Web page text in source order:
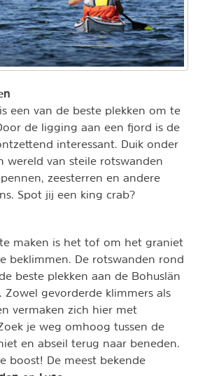
een van de beste plekken om te
de ligging aan een fjord is de
interessant. Duik onder
wereld van steile rotswanden
zeesterren en andere
Spot jij een king crab?
maken is het tof om het graniet
beklimmen. De rotswanden rond
beste plekken aan de Bohuslän
Zowel gevorderde klimmers als
vermaken zich hier met
je weg omhoog tussen de
en abseil terug naar beneden.
boost! De meest bekende